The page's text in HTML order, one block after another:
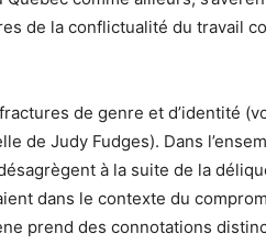
de la conflictualité du travail
de genre et d’identité
de Judy Fudges). Dans
à la suite de la
dans le contexte du
prend des connotations